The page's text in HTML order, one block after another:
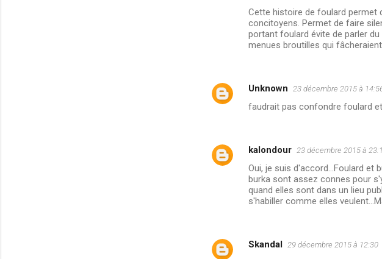
Cette histoire de foulard permet
concitoyens. Permet de faire
portant foulard évite de parler
menues broutilles qui
Unknown 23 décembre 2015 à
faudrait pas confondre foulard
kalondour 23 décembre 2015 à
Oui, je suis d'accord...Foulard et
burka sont assez connes pour
quand elles sont dans un lieu
s'habiller comme elles
Skandal 29 décembre 2015 à 12:30